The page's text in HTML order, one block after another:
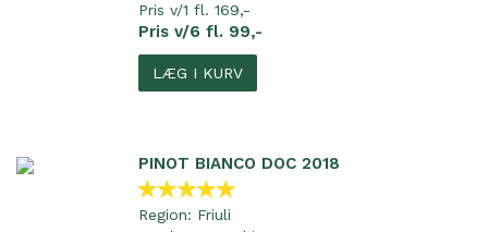
Pris v/1 fl. 169,-
Pris v/6 fl. 99,-
LÆG I KURV
PINOT BIANCO DOC 2018
Region: Friuli